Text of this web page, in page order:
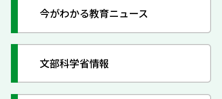
今がわかる教育ニュース
文部科学省情報